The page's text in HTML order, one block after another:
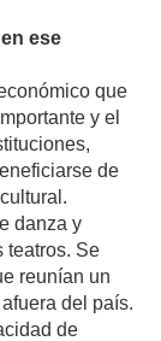
ese
que
y el
de
danza y
teatros. Se
reunían un
del país.
de